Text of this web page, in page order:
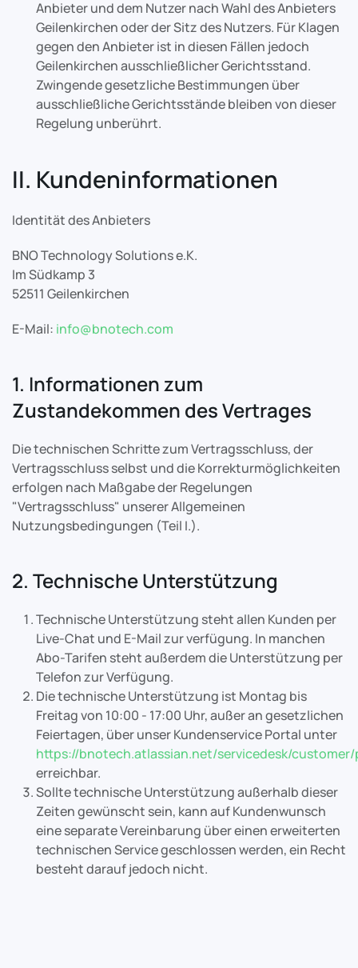
Anbieter und dem Nutzer nach Wahl des Anbieters
Geilenkirchen oder der Sitz des Nutzers. Für Klagen
gegen den Anbieter ist in diesen Fällen jedoch
Geilenkirchen ausschließlicher Gerichtsstand.
Zwingende gesetzliche Bestimmungen über
ausschließliche Gerichtsstände bleiben von dieser
Regelung unberührt.
II. Kundeninformationen
Identität des Anbieters
BNO Technology Solutions e.K.
Im Südkamp 3
52511 Geilenkirchen
E-Mail: info@bnotech.com
1. Informationen zum
Zustandekommen des Vertrages
Die technischen Schritte zum Vertragsschluss, der
Vertragsschluss selbst und die Korrekturmöglichkeiten
erfolgen nach Maßgabe der Regelungen
"Vertragsschluss" unserer Allgemeinen
Nutzungsbedingungen (Teil I.).
2. Technische Unterstützung
Technische Unterstützung steht allen Kunden per
Live-Chat und E-Mail zur verfügung. In manchen
Abo-Tarifen steht außerdem die Unterstützung per
Telefon zur Verfügung.
Die technische Unterstützung ist Montag bis
Freitag von 10:00 - 17:00 Uhr, außer an gesetzlichen
Feiertagen, über unser Kundenservice Portal unter
https://bnotech.atlassian.net/servicedesk/
erreichbar.
Sollte technische Unterstützung außerhalb dieser
Zeiten gewünscht sein, kann auf Kundenwunsch
eine separate Vereinbarung über einen erweiterten
technischen Service geschlossen werden, ein Recht
besteht darauf jedoch nicht.